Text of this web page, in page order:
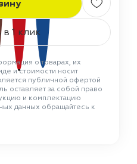
1 клик
о товарах, их
и стоимости носит
публичной офертой
оставляет за собой право
и комплектацию
данных обращайтесь к